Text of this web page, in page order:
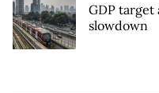
GDP
slowdown